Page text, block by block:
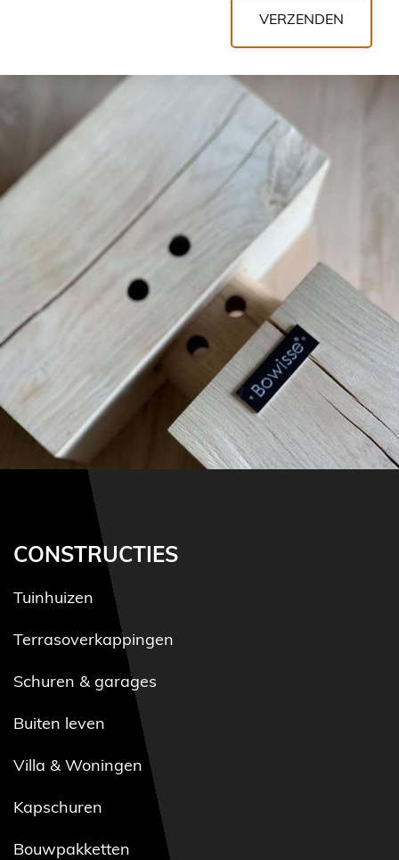
CONSTRUCTIES
Tuinhuizen
Terrasoverkappingen
Schuren & garages
Buiten leven
Villa & Woningen
Kapschuren
Bouwpakketten